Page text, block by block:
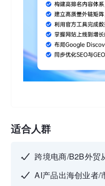
适合人群
跨境电商/B2B外贸
AI产品出海创业者/